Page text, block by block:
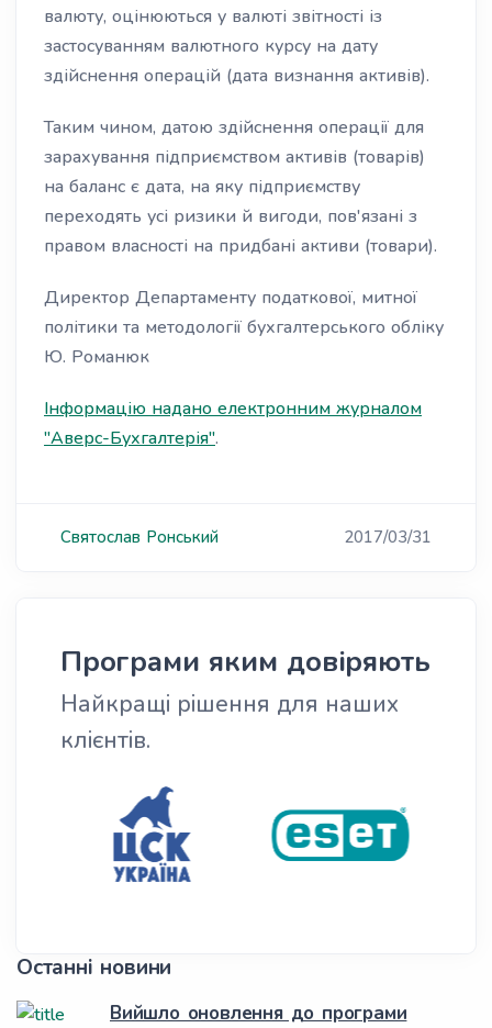
валюту, оцінюються у валюті звітності із
застосуванням валютного курсу на дату
здійснення операцій (дата визнання активів).
Таким чином, датою здійснення операції для
зарахування підприємством активів (товарів)
на баланс є дата, на яку підприємству
переходять усі ризики й вигоди, пов'язані з
правом власності на придбані активи (товари).
Директор Департаменту податкової, митної
політики та методології бухгалтерського обліку
Ю. Романюк
Інформацію надано електронним журналом
"Аверс-Бухгалтерія".
Святослав Ронський 2017/03/31
Програми яким довіряють
Найкращі рішення для наших
клієнтів.
Останні новини
Вийшло оновлення до програми